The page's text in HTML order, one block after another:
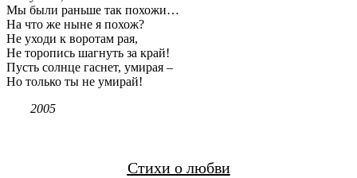
Мы были раньше так похожи…
На что же ныне я похож?
Не уходи к воротам рая,
Не торопись шагнуть за край!
Пусть солнце гаснет, умирая –
Но только ты не умирай!
2005
Стихи о любви